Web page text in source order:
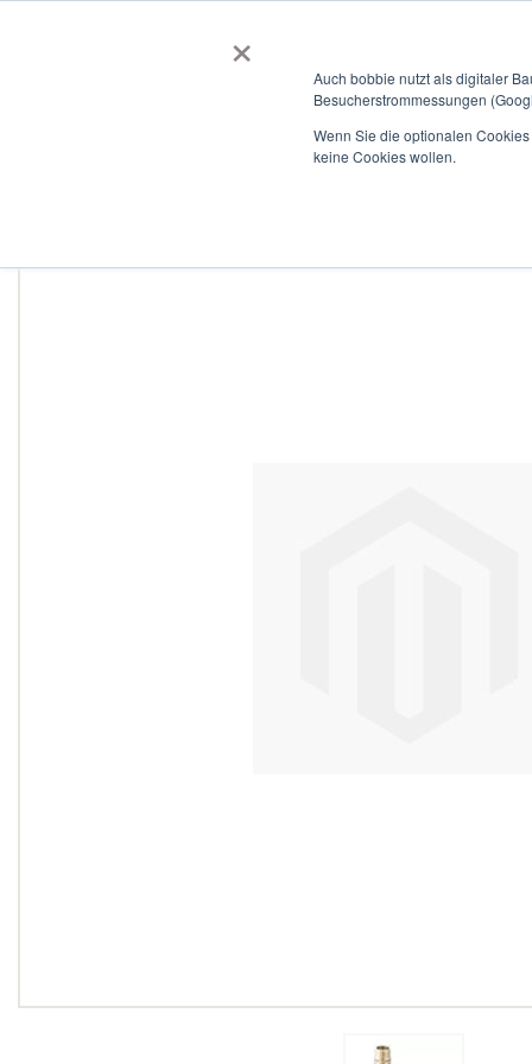
×
Auch bobbie nutzt als digitaler
Besucherstrommessungen
Wenn Sie die optionalen
keine Cookies wollen.
BOBBIEVERSUM
Ende